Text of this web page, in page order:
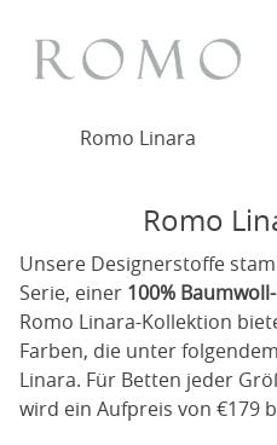
Romo Linara
Romo
Unsere Designerstoffe
Serie, einer 100%
Romo Linara-Kollektion
Farben, die unter
Linara. Für Betten jeder
wird ein Aufpreis von €179